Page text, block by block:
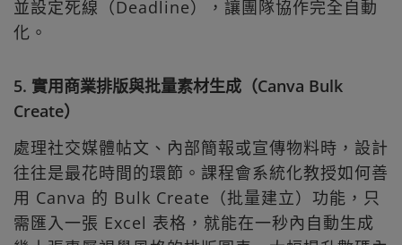
並設定死線（Deadline），讓團隊協作完全自動
化。
5. 實用商業排版與批量素材生成（Canva Bulk
Create）
處理社交媒體帖文、內部簡報或宣傳物料時，設計
往往是最花時間的環節。課程會系統化教授如何善
用 Canva 的 Bulk Create（批量建立）功能，只
需匯入一張 Excel 表格，就能在一秒內自動生成